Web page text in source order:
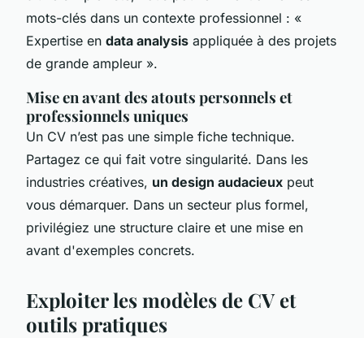
mots-clés dans un contexte professionnel : «
Expertise en data analysis appliquée à des projets
de grande ampleur ».
Mise en avant des atouts personnels et
professionnels uniques
Un CV n’est pas une simple fiche technique.
Partagez ce qui fait votre singularité. Dans les
industries créatives, un design audacieux peut
vous démarquer. Dans un secteur plus formel,
privilégiez une structure claire et une mise en
avant d'exemples concrets.
Exploiter les modèles de CV et
outils pratiques